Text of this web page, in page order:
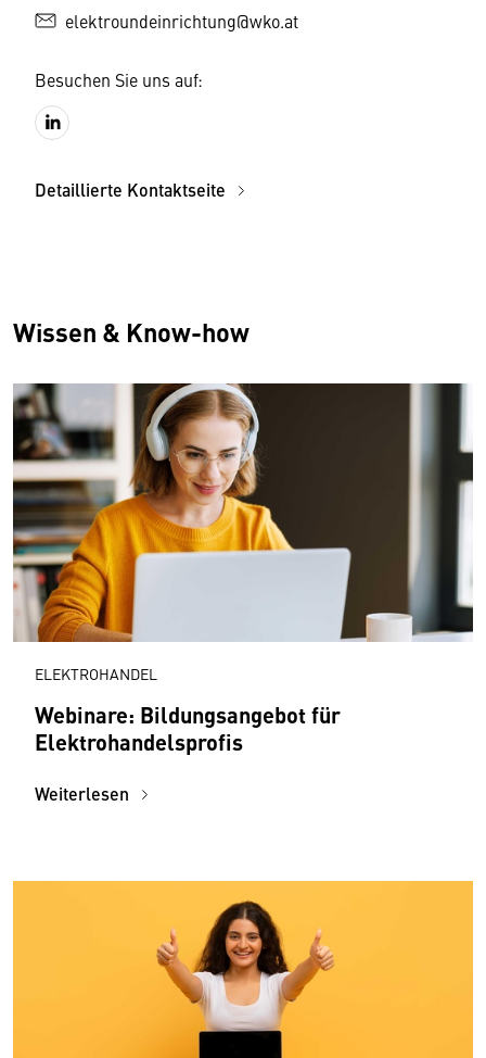
elektroundeinrichtung@wko.at
Besuchen Sie uns auf:
Detaillierte Kontaktseite
Wissen & Know-how
ELEKTROHANDEL
Webinare: Bildungsangebot für
Elektrohandelsprofis
Weiterlesen